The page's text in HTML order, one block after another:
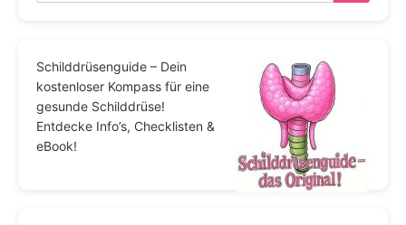
Schilddrüsenguide – Dein
kostenloser Kompass für eine
gesunde Schilddrüse!
Entdecke Info’s, Checklisten &
eBook!